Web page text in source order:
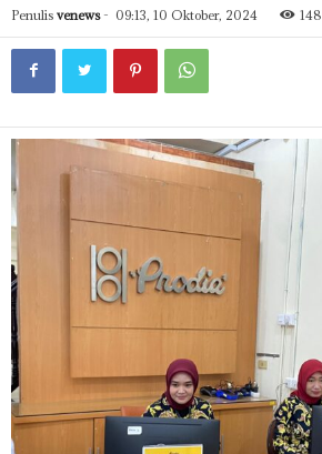
Penulis venews- 09:13, 10 Oktober, 2024 148